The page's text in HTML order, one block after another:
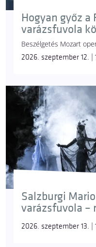
Hogyan győz a
varázsfuvola
Beszélgetés Mozart
2026. szeptember 12. |
Salzburgi
varázsfuvola
2026. szeptember 13. |